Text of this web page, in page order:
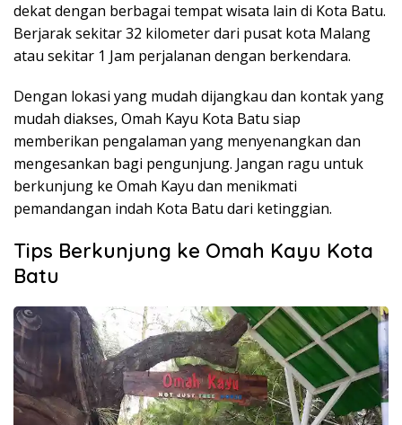
dekat dengan berbagai tempat wisata lain di Kota Batu.
Berjarak sekitar 32 kilometer dari pusat kota Malang
atau sekitar 1 Jam perjalanan dengan berkendara.
Dengan lokasi yang mudah dijangkau dan kontak yang
mudah diakses, Omah Kayu Kota Batu siap
memberikan pengalaman yang menyenangkan dan
mengesankan bagi pengunjung. Jangan ragu untuk
berkunjung ke Omah Kayu dan menikmati
pemandangan indah Kota Batu dari ketinggian.
Tips Berkunjung ke Omah Kayu Kota
Batu